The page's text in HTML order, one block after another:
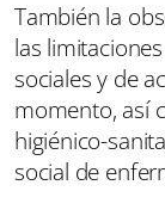
También la
las
sociales y de
momento, así
higiénico-
social de